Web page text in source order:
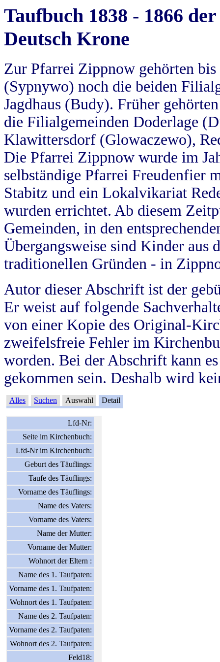
Taufbuch 1838 - 1866
Deutsch Krone
Zur Pfarrei Zippnow gehörten
(Sypnywo) noch die beiden
Jagdhaus (Budy). Früher
die Filialgemeinden Doderlage
Klawittersdorf (Glowaczewo),
Die Pfarrei Zippnow wurde im
selbständige Pfarrei Freudenfier
Stabitz und ein Lokalvikariat
wurden errichtet. Ab diesem
Gemeinden, in den
Übergangsweise sind Kinder aus
traditionellen Gründen - in
Autor dieser Abschrift ist der
Er weist auf folgende
von einer Kopie des Original-
zweifelsfreie Fehler im
worden. Bei der Abschrift kann
gekommen sein. Deshalb wird
Alles Suchen Auswahl Detail
Lfd-Nr:
Seite im Kirchenbuch:
Lfd-Nr im Kirchenbuch:
Geburt des Täuflings:
Taufe des Täuflings:
Vorname des Täuflings:
Name des Vaters:
Vorname des Vaters:
Name der Mutter:
Vorname der Mutter:
Wohnort der Eltern :
Name des 1. Taufpaten:
Vorname des 1. Taufpaten:
Wohnort des 1. Taufpaten:
Name des 2. Taufpaten:
Vorname des 2. Taufpaten:
Wohnort des 2. Taufpaten:
Feld18: